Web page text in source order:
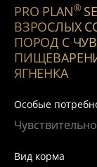
PRO PLAN®
ВЗРОСЛЫХ
ПОРОД С
ЯГНЕНКА
Особые
Вид корма